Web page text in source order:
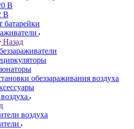
В
В
батарейки
Назад
обеззараживания воздуха
воздуха